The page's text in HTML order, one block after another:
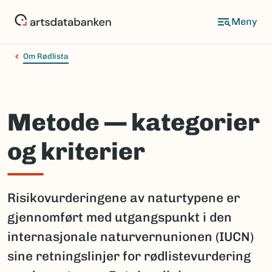
Om Rødlista
Metode — kategorier
og kriterier
Risikovurderingene av naturtypene er
gjennomført med utgangspunkt i den
internasjonale naturvernunionen (IUCN)
sine retningslinjer for rødlistevurdering